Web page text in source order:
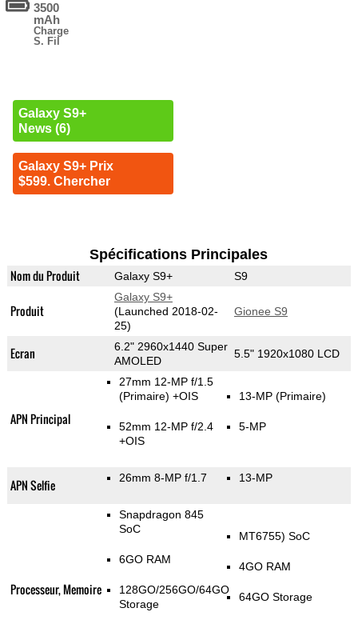
3500
mAh
Charge
S. Fil
Galaxy S9+
News (6)
Galaxy S9+ Prix
$599. Chercher
Spécifications Principales
Nom du Produit Galaxy S9+ S9
Produit
Galaxy S9+
(Launched 2018-02-
25)
Gionee S9
Ecran
6.2" 2960x1440 Super
AMOLED
5.5" 1920x1080 LCD
APN Principal
27mm 12-MP f/1.5
(Primaire) +OIS
52mm 12-MP f/2.4
+OIS
13-MP (Primaire)
5-MP
APN Selfie 26mm 8-MP f/1.7 13-MP
Processeur, Memoire
Snapdragon 845
SoC
6GO RAM
128GO/256GO/64GO
Storage
MT6755) SoC
4GO RAM
64GO Storage